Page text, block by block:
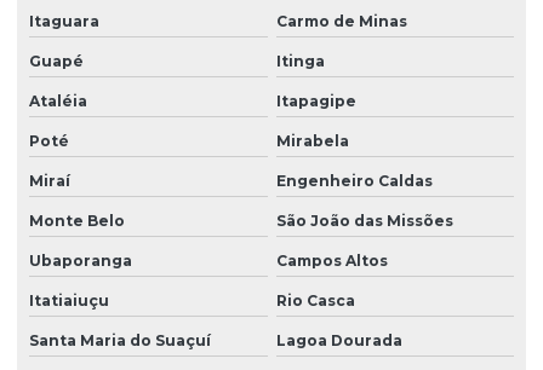
Itaguara Carmo de Minas
Guapé Itinga
Ataléia Itapagipe
Poté Mirabela
Miraí Engenheiro Caldas
Monte Belo São João das Missões
Ubaporanga Campos Altos
Itatiaiuçu Rio Casca
Santa Maria do Suaçuí Lagoa Dourada